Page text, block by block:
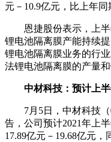
元－10.9亿元，比上年同
恩捷股份表示，上
锂电池隔离膜产能持续
锂电池隔离膜业务的行
法锂电池隔离膜的产量
中材科技：预计上
7月5日，中材科技
告，公司预计2021年上
17.89亿元－19.68亿元，